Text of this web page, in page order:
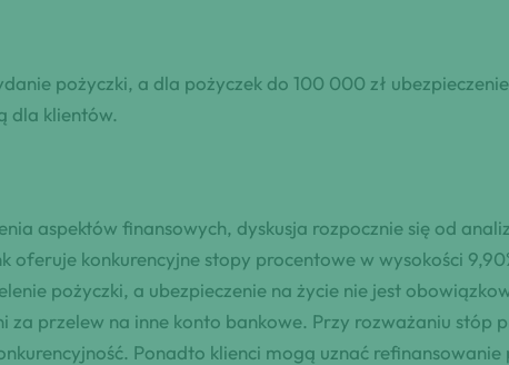
pożyczki, a dla pożyczek do 100 000 zł
dla klientów.
aspektów finansowych, dyskusja rozpocznie się od
konkurencyjne stopy procentowe w wysokości
pożyczki, a ubezpieczenie na życie nie jest
za przelew na inne konto bankowe. Przy rozważaniu stóp
Ponadto klienci mogą uznać